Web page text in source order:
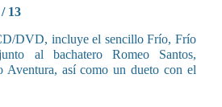
13
DVD, incluye el sencillo Frío, Frío
al bachatero Romeo Santos,
Aventura, así como un dueto con el